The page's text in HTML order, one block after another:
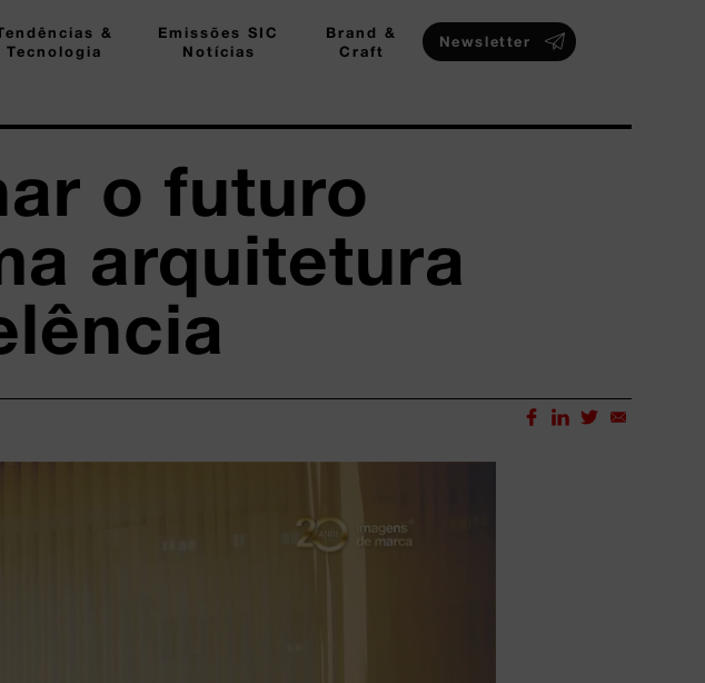
&
Tecnologia
Emissões SIC
Notícias
Brand &
Craft
Newsletter
o futuro
arquitetura